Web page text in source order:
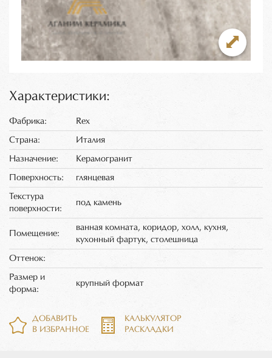
Характеристики:
Фабрика: Rex
Страна: Италия
Назначение: Керамогранит
Поверхность: глянцевая
Текстура
поверхности:
под камень
Помещение:
ванная комната, коридор, холл, кухня,
кухонный фартук, столешница
Оттенок:
Размер и
форма:
крупный формат
ДОБАВИТЬ
В ИЗБРАННОЕ
КАЛЬКУЛЯТОР
РАСКЛАДКИ